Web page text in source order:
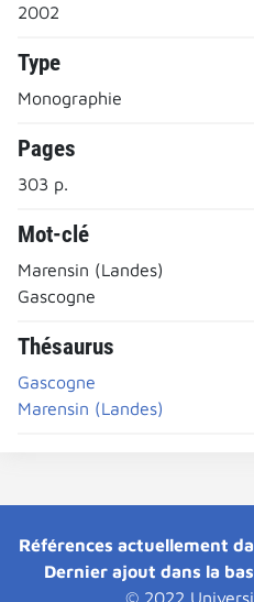
2002
Type
Monographie
Pages
303 p.
Mot-clé
Marensin (Landes)
Gascogne
Thésaurus
Gascogne
Marensin (Landes)
Références actuellement
Dernier ajout dans la
© 2022